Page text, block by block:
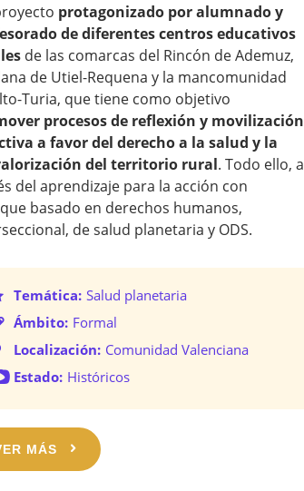
protagonizado por alumnado y
de diferentes centros educativos
de las comarcas del Rincón de Ademuz,
de Utiel-Requena y la mancomunidad
Turia, que tiene como objetivo
procesos de reflexión y movilización
a favor del derecho a la salud y la
del territorio rural. Todo ello, a
del aprendizaje para la acción con
basado en derechos humanos,
de salud planetaria y ODS.
Temática: Salud planetaria
Ámbito: Formal
Localización: Comunidad Valenciana
Estado: Históricos
MÁS